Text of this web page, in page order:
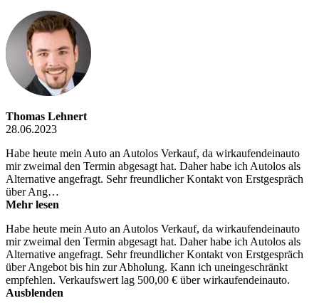
Thomas Lehnert
28.06.2023
Habe heute mein Auto an Autolos Verkauf, da wirkaufendeinauto
mir zweimal den Termin abgesagt hat. Daher habe ich Autolos als
Alternative angefragt. Sehr freundlicher Kontakt von Erstgespräch
über Ang…
Mehr lesen
Habe heute mein Auto an Autolos Verkauf, da wirkaufendeinauto
mir zweimal den Termin abgesagt hat. Daher habe ich Autolos als
Alternative angefragt. Sehr freundlicher Kontakt von Erstgespräch
über Angebot bis hin zur Abholung. Kann ich uneingeschränkt
empfehlen. Verkaufswert lag 500,00 € über wirkaufendeinauto.
Ausblenden